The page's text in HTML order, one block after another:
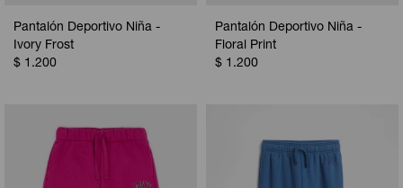
Pantalón Deportivo Niña -
Ivory Frost
$ 1.200
Pantalón Deportivo Niña -
Floral Print
$ 1.200